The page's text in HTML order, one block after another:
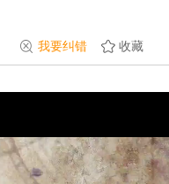
我要纠错 收藏